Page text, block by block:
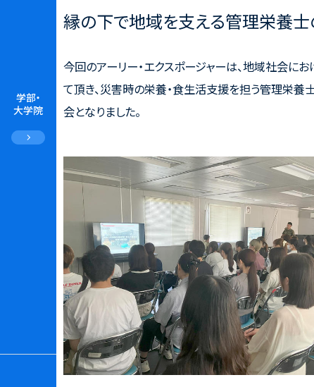
学部・
大学院
縁の下で地域を支える管理栄養士
今回のアーリー・エクスポージャーは、地域社会
て頂き、災害時の栄養・食生活支援を担う管理栄
会となりました。